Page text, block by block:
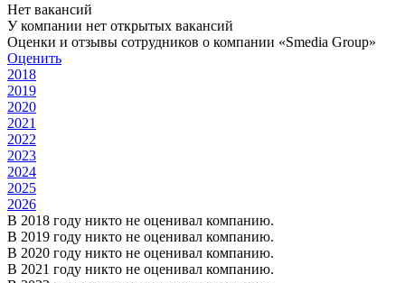
Нет вакансий
У компании нет открытых вакансий
Оценки и отзывы сотрудников о компании «Smedia Group»
Оценить
2018
2019
2020
2021
2022
2023
2024
2025
2026
В 2018 году никто не оценивал компанию.
В 2019 году никто не оценивал компанию.
В 2020 году никто не оценивал компанию.
В 2021 году никто не оценивал компанию.